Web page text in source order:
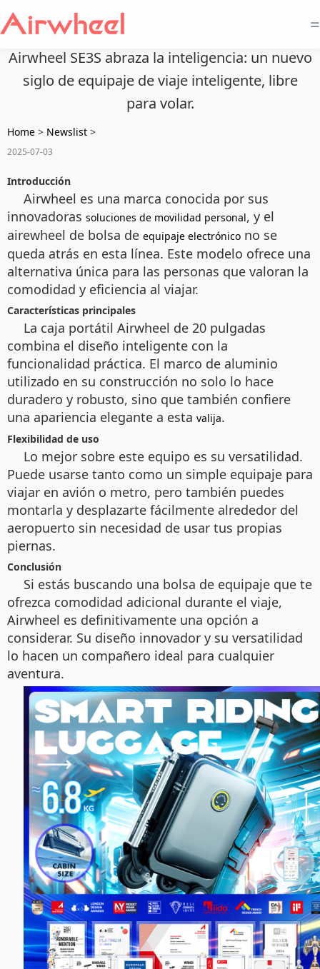
=
Airwheel SE3S abraza la inteligencia: un nuevo
siglo de equipaje de viaje inteligente, libre
para volar.
Home > Newslist >
2025-07-03
Introducción
Airwheel es una marca conocida por sus
innovadoras soluciones de movilidad personal, y el
airewheel de bolsa de equipaje electrónico no se
queda atrás en esta línea. Este modelo ofrece una
alternativa única para las personas que valoran la
comodidad y eficiencia al viajar.
Características principales
La caja portátil Airwheel de 20 pulgadas
combina el diseño inteligente con la
funcionalidad práctica. El marco de aluminio
utilizado en su construcción no solo lo hace
duradero y robusto, sino que también confiere
una apariencia elegante a esta valija.
Flexibilidad de uso
Lo mejor sobre este equipo es su versatilidad.
Puede usarse tanto como un simple equipaje para
viajar en avión o metro, pero también puedes
montarla y desplazarte fácilmente alrededor del
aeropuerto sin necesidad de usar tus propias
piernas.
Conclusión
Si estás buscando una bolsa de equipaje que te
ofrezca comodidad adicional durante el viaje,
Airwheel es definitivamente una opción a
considerar. Su diseño innovador y su versatilidad
lo hacen un compañero ideal para cualquier
aventura.